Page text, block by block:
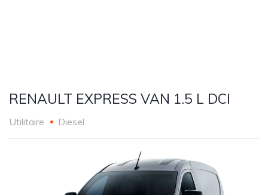
RENAULT EXPRESS VAN 1.5 L DCI
Utilitaire Diesel